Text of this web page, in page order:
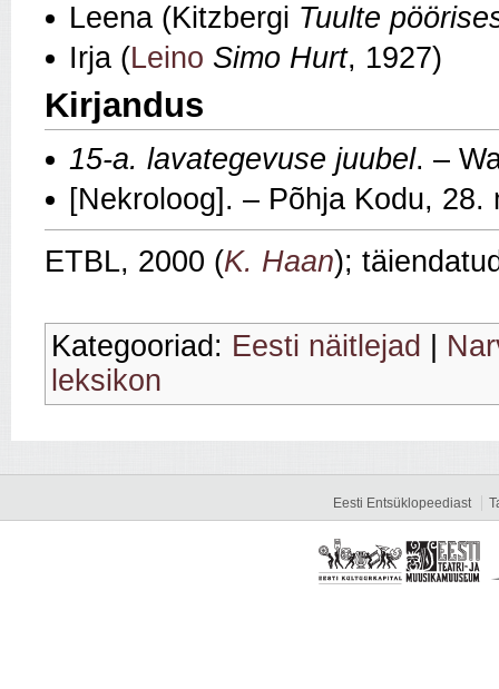
Leena (Kitzbergi Tuulte
Irja (Leino Simo Hurt, 1927)
Kirjandus
15-a. lavategevuse juubel. –
[Nekroloog]. – Põhja Kodu, 28.
ETBL, 2000 (K. Haan);
Kategooriad: Eesti näitlejad
leksikon
Eesti Entsüklopeediast